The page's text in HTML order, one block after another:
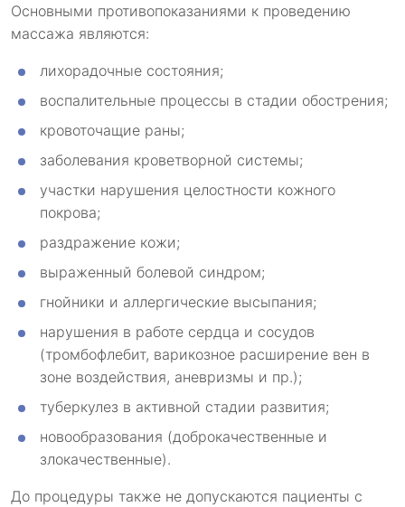
Основными противопоказаниями к проведению
массажа являются:
лихорадочные состояния;
воспалительные процессы в стадии обострения;
кровоточащие раны;
заболевания кроветворной системы;
участки нарушения целостности кожного
покрова;
раздражение кожи;
выраженный болевой синдром;
гнойники и аллергические высыпания;
нарушения в работе сердца и сосудов
(тромбофлебит, варикозное расширение вен в
зоне воздействия, аневризмы и пр.);
туберкулез в активной стадии развития;
новообразования (доброкачественные и
злокачественные).
До процедуры также не допускаются пациенты с